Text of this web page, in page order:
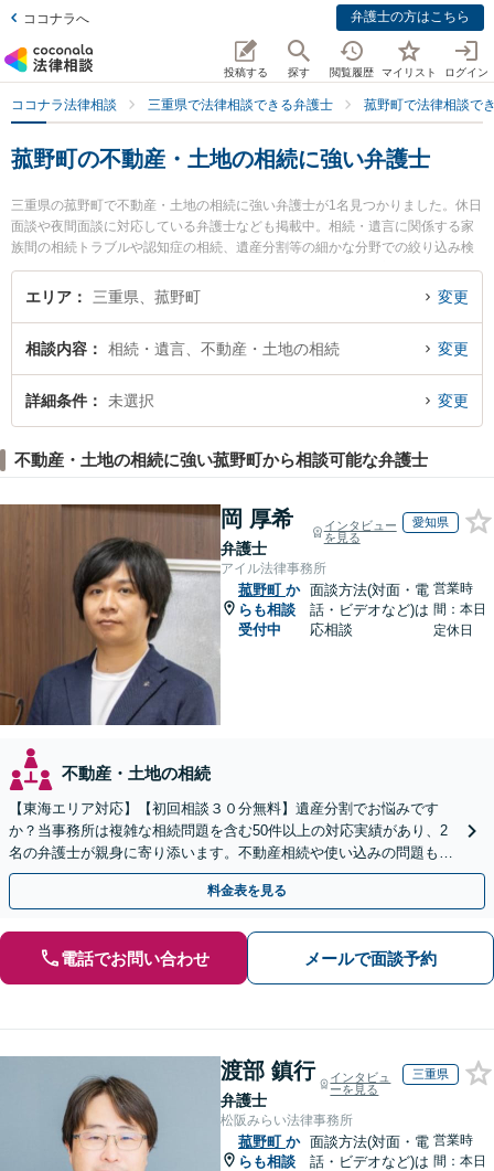
ココナラへ 弁護士の方はこちら
投稿する 探す 閲覧履歴 マイリスト ログイン
ココナラ法律相談 三重県で法律相談できる弁護士 菰野町で法律相談で
菰野町の不動産・土地の相続に強い弁護士
三重県の菰野町で不動産・土地の相続に強い弁護士が1名見つかりました。休日
面談や夜間面談に対応している弁護士なども掲載中。相続・遺言に関係する家
族間の相続トラブルや認知症の相続、遺産分割等の細かな分野での絞り込み検
索もでき便利です。特に菰野法律事務所の近藤 信弘弁護士のプロフィール情報
や弁護士費用、強みなどが注目されています。『菰野町で土日や夜間に発生し
談無料で不動産・土地の相続を法律相談できる菰野町内の弁護士に相談予約し
たい』などでお困りの相談者さんにおすすめです。
エリア 三重県、菰野町 変更
相談内容 相続・遺言、不動産・土地の相続 変更
詳細条件 未選択 変更
不動産・土地の相続に強い菰野町から相談可能な弁護士
岡 厚希
弁護士
インタビュー
を見る
愛知県
アイル法律事務所
菰野町 か
らも相談
受付中
面談方法(対面・電
話・ビデオなど)は
応相談
営業時
間：本日
定休日
不動産・土地の相続
【東海エリア対応】【初回相談３０分無料】遺産分割でお悩みです
か？当事務所は複雑な相続問題を含む50件以上の対応実績があり、2
名の弁護士が親身に寄り添います。不動産相続や使い込みの問題も分
かりやすく解説。WEB相談可能。LINE予約受付中
料金表を見る
電話でお問い合わせ メールで面談予約
渡部 鎮行
弁護士
インタビュ
ーを見る
三重県
松阪みらい法律事務所
菰野町 か
らも相談
面談方法(対面・電
話・ビデオなど)は
営業時
間：本日